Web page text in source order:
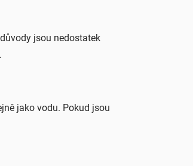
jsou nedostatek
jako vodu. Pokud jsou